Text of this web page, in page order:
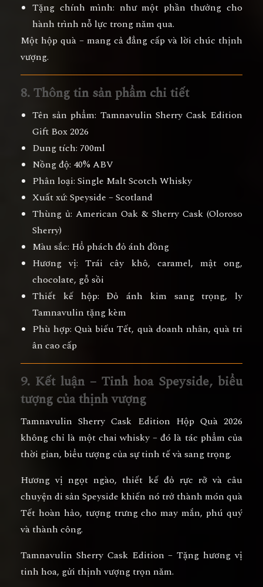
Tặng chính mình: như một phần thưởng cho
hành trình nỗ lực trong năm qua.
Một hộp quà – mang cả đẳng cấp và lời chúc thịnh
vượng.
8. Thông tin sản phẩm chi tiết
Tên sản phẩm: Tamnavulin Sherry Cask Edition
Gift Box 2026
Dung tích: 700ml
Nồng độ: 40% ABV
Phân loại: Single Malt Scotch Whisky
Xuất xứ: Speyside – Scotland
Thùng ủ: American Oak & Sherry Cask (Oloroso
Sherry)
Màu sắc: Hổ phách đỏ ánh đồng
Hương vị: Trái cây khô, caramel, mật ong,
chocolate, gỗ sồi
Thiết kế hộp: Đỏ ánh kim sang trọng, ly
Tamnavulin tặng kèm
Phù hợp: Quà biếu Tết, quà doanh nhân, quà tri
ân cao cấp
9. Kết luận – Tinh hoa Speyside, biểu
tượng của thịnh vượng
Tamnavulin Sherry Cask Edition Hộp Quà 2026
không chỉ là một chai whisky – đó là tác phẩm của
thời gian, biểu tượng của sự tinh tế và sang trọng.
Hương vị ngọt ngào, thiết kế đỏ rực rỡ và câu
chuyện di sản Speyside khiến nó trở thành món quà
Tết hoàn hảo, tượng trưng chomay mắn, phú quý
và thành công.
Tamnavulin Sherry Cask Edition – Tặng hương vị
tinh hoa, gửi thịnh vượng trọn năm.